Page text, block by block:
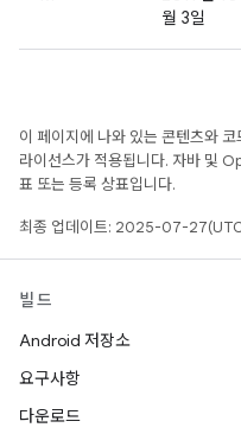
월 3일
이 페이지에 나와 있는 콘텐츠와 코
라이선스가 적용됩니다. 자바 및
표 또는 등록 상표입니다.
최종 업데이트: 2025-07-
빌드
Android 저장소
요구사항
다운로드